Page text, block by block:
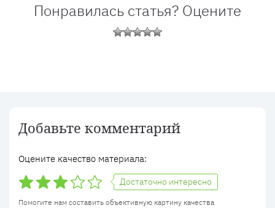
Понравилась статья? Оцените
Добавьте комментарий
Оцените качество материала:
Достаточно интересно
Помогите нам составить объективную картину качества